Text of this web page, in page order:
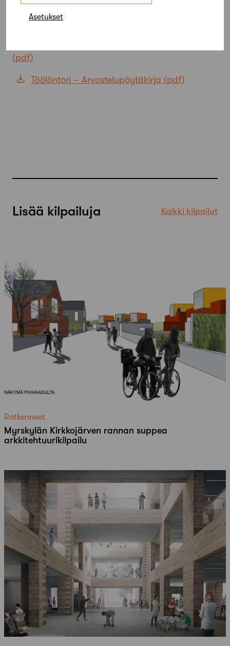
Asetukset
Jere Pääkkönen
Töölöntori – Arvostelupöytäkirja
Lisää kilpailuja Kaikki kilpailut
Ratkenneet
Myrskylän Kirkkojärven rannan suppea
arkkitehtuurikilpailu